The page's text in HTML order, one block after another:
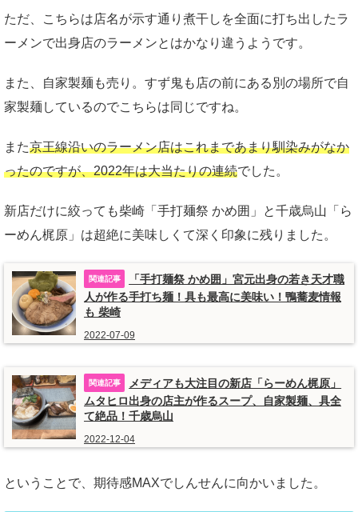
ただ、こちらは店名が示す通り煮干しを全面に打ち出したラ
ーメンで出身店のラーメンとはかなり違うようです。
また、自家製麺も売り。すず鬼も店の前にある別の場所で自
家製麺しているのでこちらは同じですね。
また京王線沿いのラーメン店はこれまであまり馴染みがなか
ったのですが、2022年は大当たりの連続でした。
新店だけに絞っても柴崎「手打麺祭 かめ囲」と千歳烏山「ら
ーめん梶原」は超絶に美味しくて深く印象に残りました。
「手打麺祭 かめ囲」宮元出身の若き天才職
人が作る手打ち麺！具も最高に美味い！鴨蕎麦情報
も 柴崎
2022-07-09
メディアも大注目の新店「らーめん梶原」
ムタヒロ出身の店主が作るスープ、自家製麺、具全
て絶品！千歳烏山
2022-12-04
ということで、期待感MAXでしんせんに向かいました。